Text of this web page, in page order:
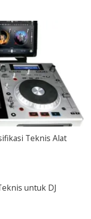
Teknis Alat
untuk DJ